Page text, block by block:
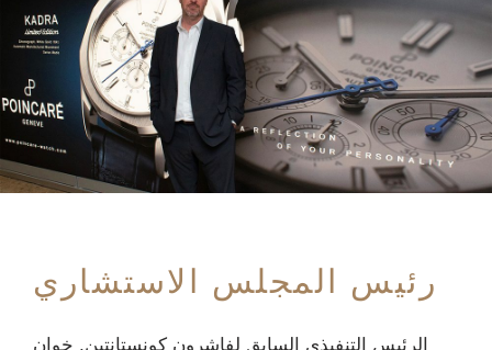
رئيس المجلس الاستشاري
الرئيس التنفيذي السابق لفاشرون كونستانتين, خوان